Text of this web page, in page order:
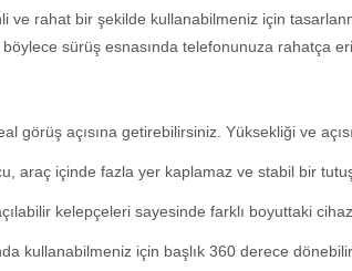
rahat bir şekilde kullanabilmeniz için
sürüş esnasında telefonunuza rahatça
açısına getirebilirsiniz. Yüksekliği ve
araç içinde fazla yer kaplamaz ve stabil bir
kelepçeleri sayesinde farklı boyuttaki
kullanabilmeniz için başlık 360 derece